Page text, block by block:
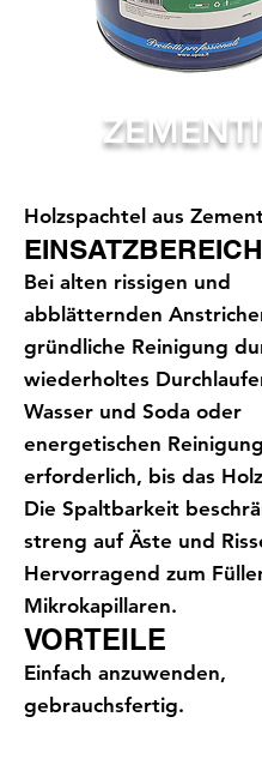
Holzspachtel aus
Bei alten rissigen und
abblätternden
gründliche Reinigung
wiederholtes
Wasser und Soda oder
energetischen
erforderlich, bis das
Die Spaltbarkeit
streng auf Äste und
Hervorragend zum
Mikrokapillaren.
VORTEILE
Einfach anzuwenden,
gebrauchsfertig.